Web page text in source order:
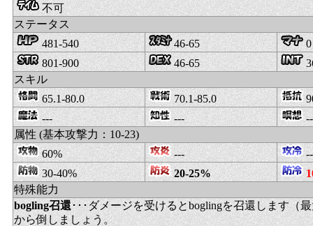
不可
ステータス
481-540
46-65
0
801-900
46-65
スキル
65.1-80.0
70.1-85.0
---
---
属性 (基本攻撃力：10-23)
60%
---
30-40%
20-25%
特殊能力
bogling召還･･･ダメージを受けるとboglingを召還します（
から倒しましょう。